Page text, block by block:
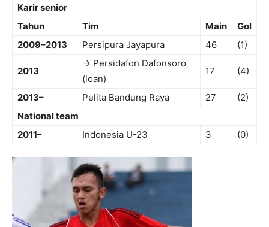
Karir senior
Tahun
Tim Main
Gol
2009–2013
Persipura Jayapura 46 (1)
2013
→ Persidafon Dafonsoro
(loan)
17 (4)
2013– Pelita Bandung Raya 27
(2)
National team
2011–
Indonesia U-23 3 (0)